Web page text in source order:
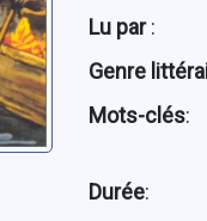
Lu par:
Genre
Mots-clés:
Durée: